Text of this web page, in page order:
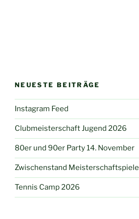
NEUESTE BEITRÄGE
Instagram Feed
Clubmeisterschaft Jugend 2026
80er und 90er Party 14. November
Zwischenstand Meisterschaftspiele
Tennis Camp 2026